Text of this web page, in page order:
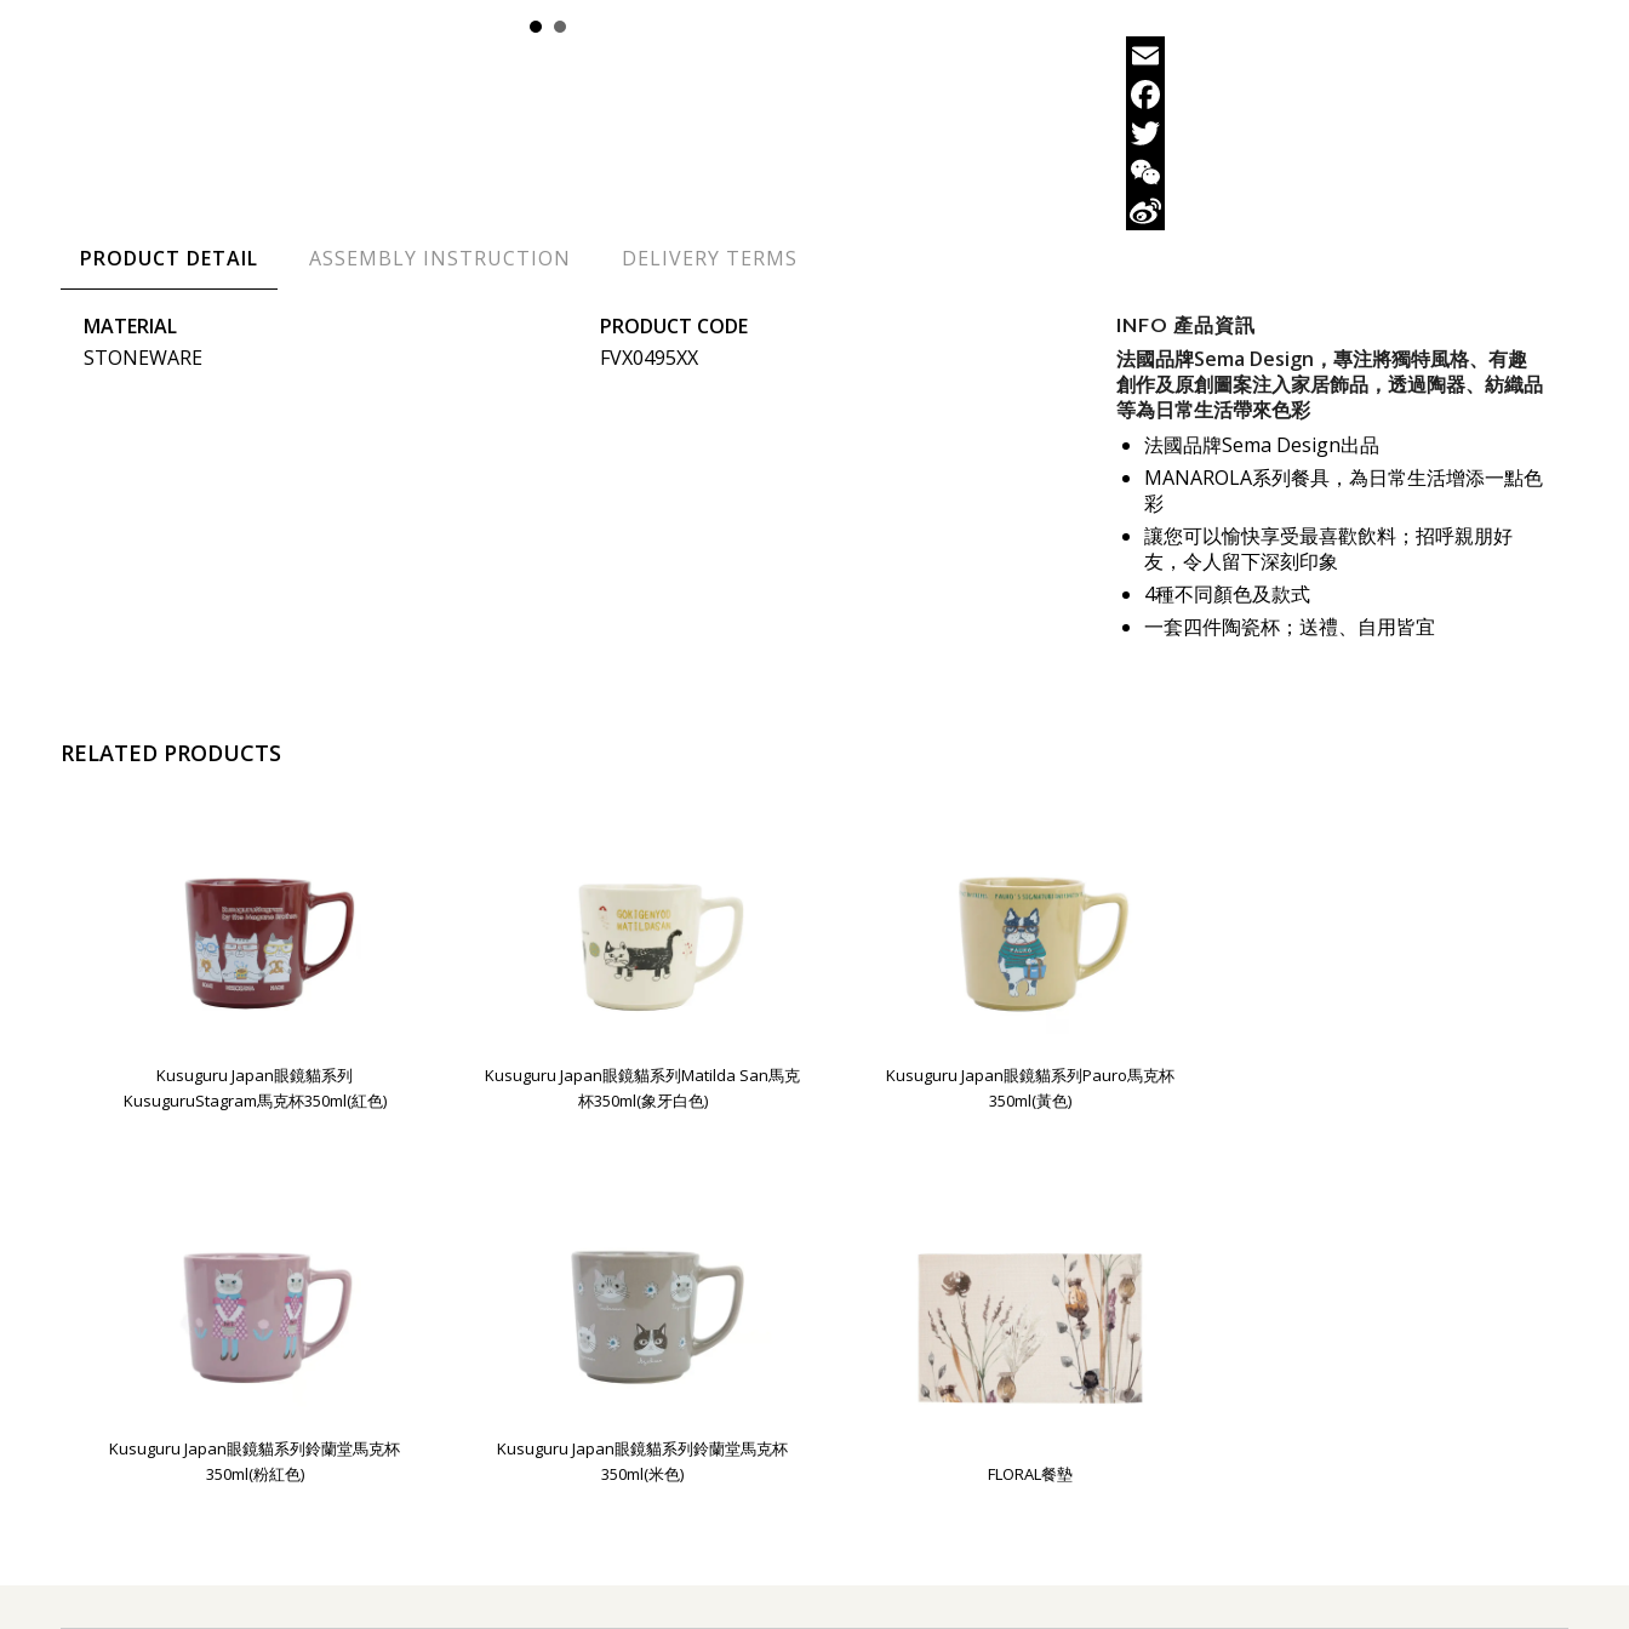
Email
Facebook
Twitter
WeChat
PRODUCT DETAIL ASSEMBLY INSTRUCTION DELIVERY TERMS
MATERIAL
STONEWARE
PRODUCT CODE
FVX0495XX
INFO 產品資訊
法國品牌Sema Design，專注將獨特風格、有趣
創作及原創圖案注入家居飾品，透過陶器、紡織品
等為日常生活帶來色彩
法國品牌Sema Design出品
MANAROLA系列餐具，為日常生活增添一點色
彩
讓您可以愉快享受最喜歡飲料；招呼親朋好
友，令人留下深刻印象
4種不同顏色及款式
一套四件陶瓷杯；送禮、自用皆宜
RELATED PRODUCTS
Kusuguru Japan眼鏡貓系列
KusuguruStagram馬克杯350ml(紅色)
Kusuguru Japan眼鏡貓系列Matilda San馬克
杯350ml(象牙白色)
Kusuguru Japan眼鏡貓系列Pauro馬克杯
350ml(黃色)
Kusuguru Japan眼鏡貓系列鈴蘭堂馬克杯
350ml(粉紅色)
Kusuguru Japan眼鏡貓系列鈴蘭堂馬克杯
350ml(米色)
FLORAL餐墊